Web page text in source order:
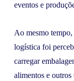
eventos e
Ao mesmo
logística foi
carregar
alimentos e outros